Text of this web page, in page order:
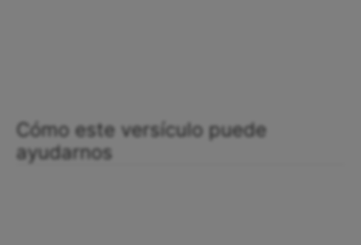
Cómo este versículo puede
ayudarnos